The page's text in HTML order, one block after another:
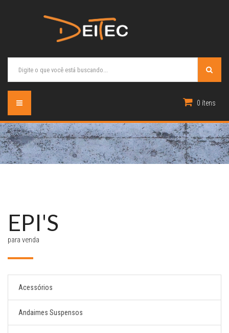
0 ítens
EPI'S
para venda
Acessórios
Andaimes Suspensos